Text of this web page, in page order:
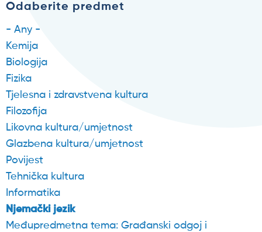
Odaberite predmet
- Any -
Kemija
Biologija
Fizika
Tjelesna i zdravstvena kultura
Filozofija
Likovna kultura/umjetnost
Glazbena kultura/umjetnost
Povijest
Tehnička kultura
Informatika
Njemački jezik
Međupredmetna tema: Građanski odgoj i